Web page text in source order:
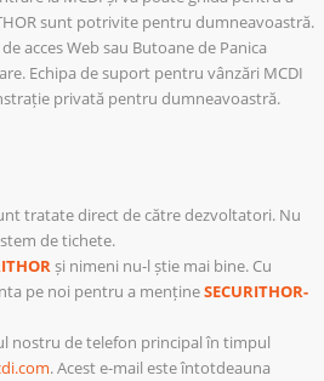
sunt potrivite pentru dumneavoastră.
acces Web sau Butoane de Panica
Echipa de suport pentru vânzări MCDI
privată pentru dumneavoastră.
tratate direct de către dezvoltatori. Nu
de tichete.
și nimeni nu-l știe mai bine. Cu
pe noi pentru a mențineSECURITHOR-
nostru de telefon principal în timpul
. Acest e-mail este întotdeauna